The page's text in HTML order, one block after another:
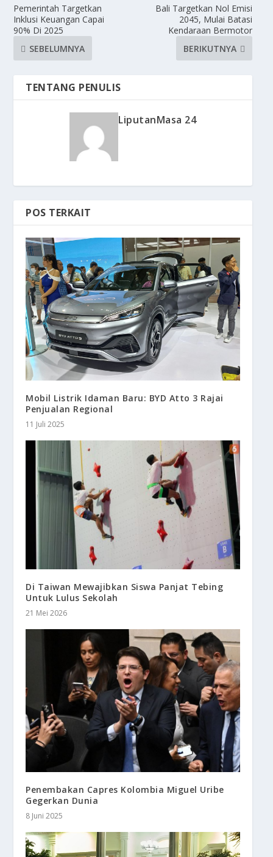
Pemerintah Targetkan
Inklusi Keuangan Capai
90% Di 2025
SEBELUMNYA
Bali Targetkan Nol Emisi
2045, Mulai Batasi
Kendaraan Bermotor
BERIKUTNYA
TENTANG PENULIS
LiputanMasa 24
POS TERKAIT
Mobil Listrik Idaman Baru: BYD Atto 3 Rajai
Penjualan Regional
11 Juli 2025
Di Taiwan Mewajibkan Siswa Panjat Tebing
Untuk Lulus Sekolah
21 Mei 2026
Penembakan Capres Kolombia Miguel Uribe
Gegerkan Dunia
8 Juni 2025